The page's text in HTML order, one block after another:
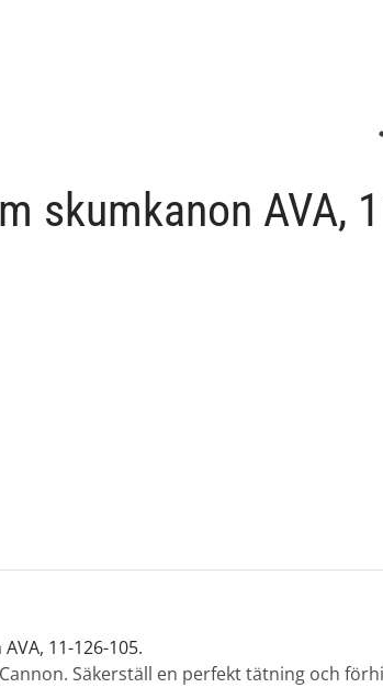
skumkanon AVA,
11-126-105.
Säkerställ en perfekt tätning och